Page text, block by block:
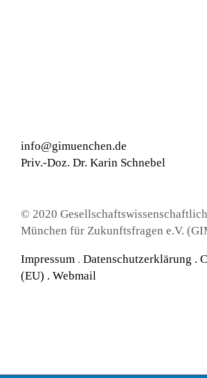
info@gimuenchen.de
Priv.-Doz. Dr. Karin Schnebel
© 2020
München für Zukunftsfragen e.V.
Impressum . Datenschutzerklärung .
(EU) . Webmail